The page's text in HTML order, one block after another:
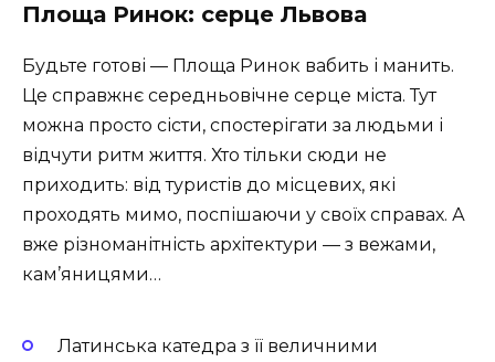
Площа Ринок: серце Львова
Будьте готові — Площа Ринок вабить і манить.
Це справжнє середньовічне серце міста. Тут
можна просто сісти, спостерігати за людьми і
відчути ритм життя. Хто тільки сюди не
приходить: від туристів до місцевих, які
проходять мимо, поспішаючи у своїх справах. А
вже різноманітність архітектури — з вежами,
кам’яницями…
Латинська катедра з її величними